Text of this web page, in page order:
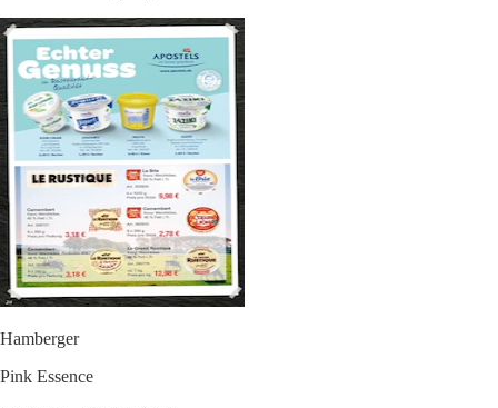
Hamberger
Pink Essence